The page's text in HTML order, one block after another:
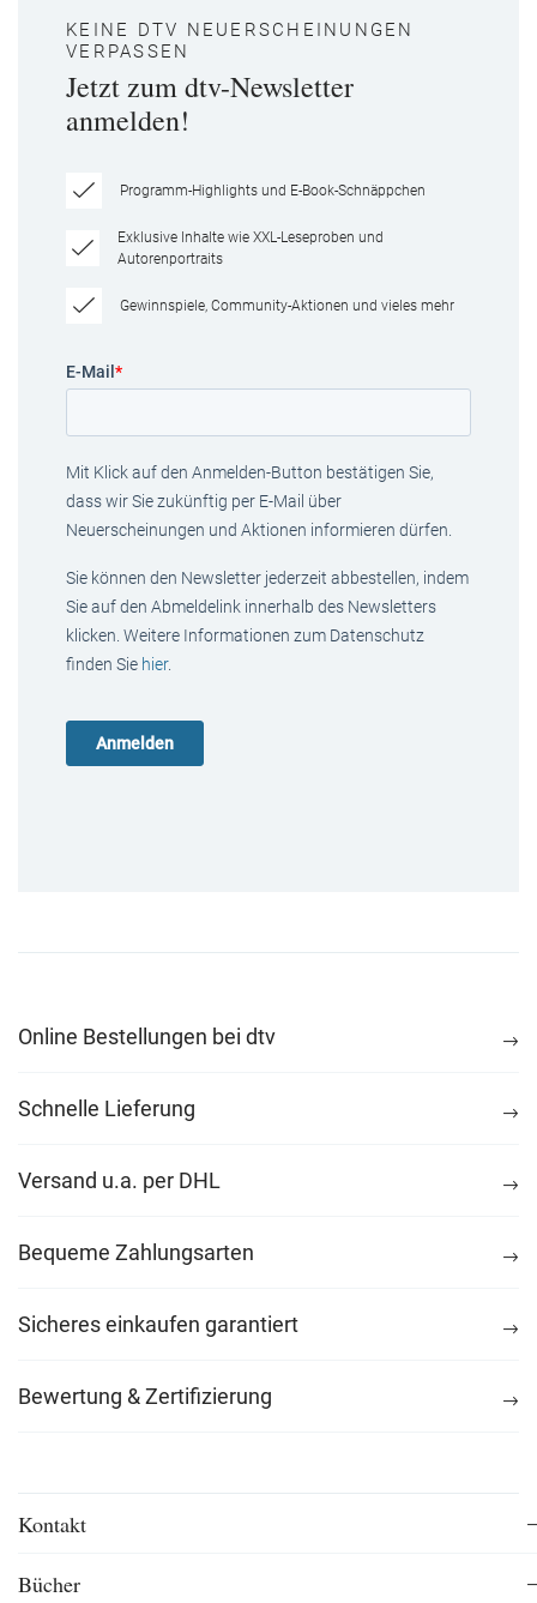
KEINE DTV NEUERSCHEINUNGEN
VERPASSEN
Jetzt zum dtv-Newsletter
anmelden!
Programm-Highlights und E-Book-Schnäppchen
Exklusive Inhalte wie XXL-Leseproben und
Autorenportraits
Gewinnspiele, Community-Aktionen und vieles mehr
E-Mail *
Mit Klick auf den Anmelden-Button bestätigen Sie,
dass wir Sie zukünftig per E-Mail über
Neuerscheinungen und Aktionen informieren dürfen.
Sie können den Newsletter jederzeit abbestellen, indem
Sie auf den Abmeldelink innerhalb des Newsletters
klicken. Weitere Informationen zum Datenschutz
finden Sie hier.
Online Bestellungen bei dtv
Schnelle Lieferung
Versand u.a. per DHL
Bequeme Zahlungsarten
Sicheres einkaufen garantiert
Bewertung & Zertifizierung
Kontakt
Bücher